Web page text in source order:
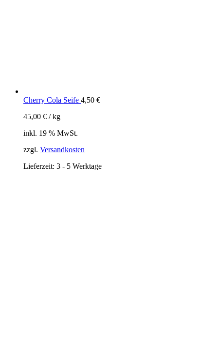
Cherry Cola Seife 4,50 €
45,00 € /kg
inkl. 19 % MwSt.
zzgl. Versandkosten
Lieferzeit: 3 - 5 Werktage